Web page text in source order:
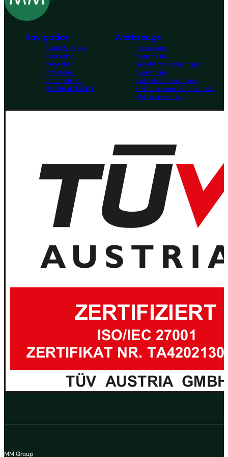
Navigation
Board & Paper
Packaging
Menschen
Investoren
Unternehmen
NACHHALTIGKEIT
Werkzeuge
Impressum
Allgemeine
Geschäftsbedingungen
Allgemeine
Einkaufsbedingungen
Erklärung zum Datenschutz
MM Integrity Line
MM Group